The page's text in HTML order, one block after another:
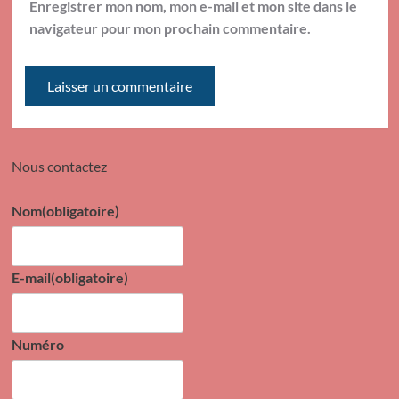
Enregistrer mon nom, mon e-mail et mon site dans le
navigateur pour mon prochain commentaire.
Nous contactez
Nom(obligatoire)
E-mail(obligatoire)
Numéro